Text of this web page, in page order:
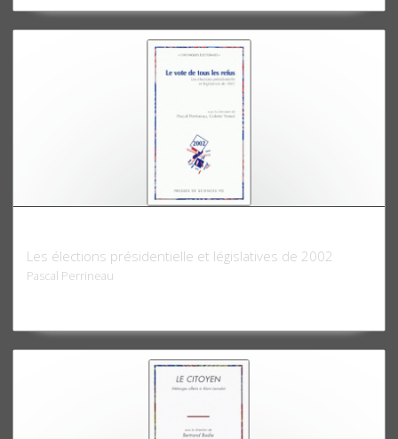
Les élections présidentielle et législatives de 2002
Pascal Perrineau